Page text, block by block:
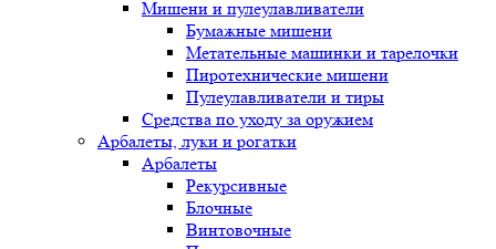
Мишени и пулеулавливатели
Бумажные мишени
Метательные машинки и тарелочки
Пиротехнические мишени
Пулеулавливатели и тиры
Средства по уходу за оружием
Арбалеты, луки и рогатки
Арбалеты
Рекурсивные
Блочные
Винтовочные